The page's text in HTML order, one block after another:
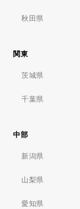
秋田県
関東
茨城県
千葉県
中部
新潟県
山梨県
愛知県